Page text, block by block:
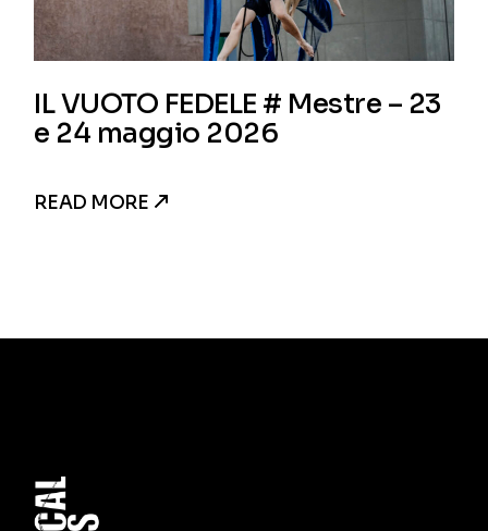
IL VUOTO FEDELE # Mestre – 23
e 24 maggio 2026
READ MORE